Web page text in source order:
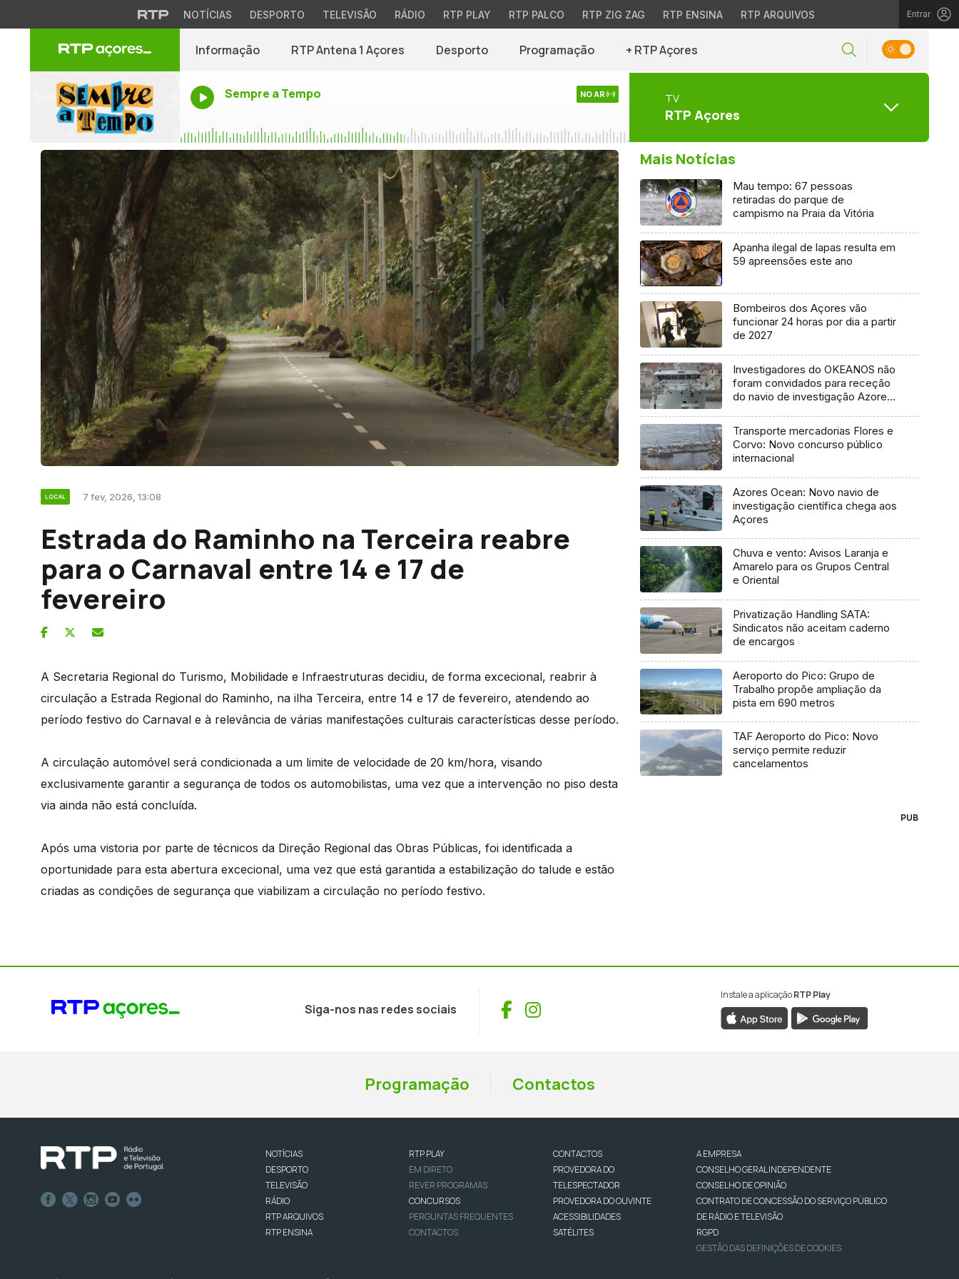
NOTÍCIAS DESPORTO TELEVISÃO RÁDIO RTP PLAY RTP PALCO RTP ZIG ZAG RTP ENSINA RTP ARQUIVOS Entrar
Informação RTP Antena 1 Açores Desporto Programação + RTP Açores
Sempre a Tempo NO AR TV
RTP Açores
LOCAL 7 fev, 2026, 13:08
Estrada do Raminho na Terceira reabre
para o Carnaval entre 14 e 17 de
fevereiro
A Secretaria Regional do Turismo, Mobilidade e Infraestruturas decidiu, de forma excecional, reabrir à
circulação a Estrada Regional do Raminho, na ilha Terceira, entre 14 e 17 de fevereiro, atendendo ao
período festivo do Carnaval e à relevância de várias manifestações culturais características desse período.
A circulação automóvel será condicionada a um limite de velocidade de 20 km/hora, visando
exclusivamente garantir a segurança de todos os automobilistas, uma vez que a intervenção no piso desta
via ainda não está concluída.
Após uma vistoria por parte de técnicos da Direção Regional das Obras Públicas, foi identificada a
oportunidade para esta abertura excecional, uma vez que está garantida a estabilização do talude e estão
criadas as condições de segurança que viabilizam a circulação no período festivo.
Mais Notícias
Mau tempo: 67 pessoas
retiradas do parque de
campismo na Praia da Vitória
Apanha ilegal de lapas resulta em
59 apreensões este ano
Bombeiros dos Açores vão
funcionar 24 horas por dia a partir
de 2027
Investigadores do OKEANOS não
foram convidados para receção
do navio de investigação Azores
Transporte mercadorias Flores e
Corvo: Novo concurso público
internacional
Azores Ocean: Novo navio de
investigação científica chega aos
Açores
Chuva e vento: Avisos Laranja e
Amarelo para os Grupos Central
e Oriental
Privatização Handling SATA:
Sindicatos não aceitam caderno
de encargos
Aeroporto do Pico: Grupo de
Trabalho propõe ampliação da
pista em 690 metros
TAF Aeroporto do Pico: Novo
serviço permite reduzir
cancelamentos
PUB
Siga-nos nas redes sociais Facebook
Instagram
Instale a aplicaçãoRTP Play
Programação Contactos
NOTÍCIAS
DESPORTO
TELEVISÃO
RÁDIO
RTP ARQUIVOS
RTP ENSINA
RTP PLAY
EM DIRETO
REVER PROGRAMAS
CONCURSOS
PERGUNTAS FREQUENTES
CONTACTOS
CONTACTOS
PROVEDORA DO
TELESPECTADOR
PROVEDORA DO OUVINTE
ACESSIBILIDADES
SATÉLITES
A EMPRESA
CONSELHO GERAL INDEPENDENTE
CONSELHO DE OPINIÃO
CONTRATO DE CONCESSÃO DO SERVIÇO PÚBLICO
DE RÁDIO E TELEVISÃO
RGPD
GESTÃO DAS DEFINIÇÕES DE COOKIES